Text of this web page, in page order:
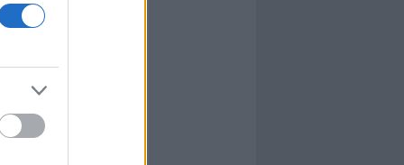
TV
Takács Gábor
sorozat